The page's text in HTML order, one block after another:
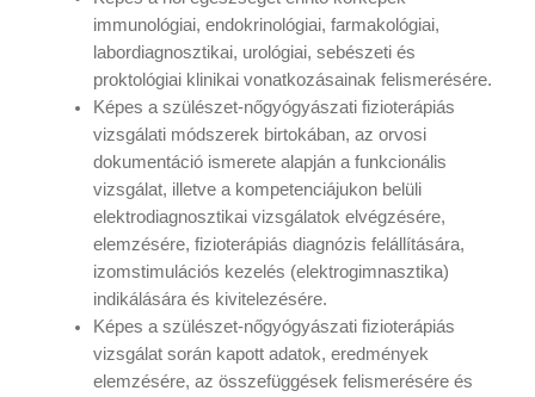
immunológiai, endokrinológiai, farmakológiai,
labordiagnosztikai, urológiai, sebészeti és
proktológiai klinikai vonatkozásainak felismerésére.
Képes a szülészet-nőgyógyászati fizioterápiás
vizsgálati módszerek birtokában, az orvosi
dokumentáció ismerete alapján a funkcionális
vizsgálat, illetve a kompetenciájukon belüli
elektrodiagnosztikai vizsgálatok elvégzésére,
elemzésére, fizioterápiás diagnózis felállítására,
izomstimulációs kezelés (elektrogimnasztika)
indikálására és kivitelezésére.
Képes a szülészet-nőgyógyászati fizioterápiás
vizsgálat során kapott adatok, eredmények
elemzésére, az összefüggések felismerésére és